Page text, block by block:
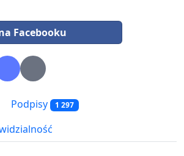
Facebooku
Podpisy 1 297